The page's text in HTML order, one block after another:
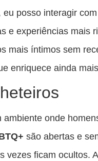
posso interagir
e experiências mais
mais íntimos sem
enriquece ainda
onde
são abertas e
vezes ficam ocultos.